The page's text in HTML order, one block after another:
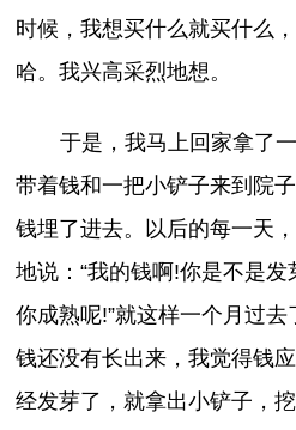
时候，我想买什么就买什么
哈。我兴高采烈地想。
于是，我马上回家拿了
带着钱和一把小铲子来到院
钱埋了进去。以后的每一天
地说：“我的钱啊!你是不是
你成熟呢!”就这样一个月过
钱还没有长出来，我觉得钱
经发芽了，就拿出小铲子，